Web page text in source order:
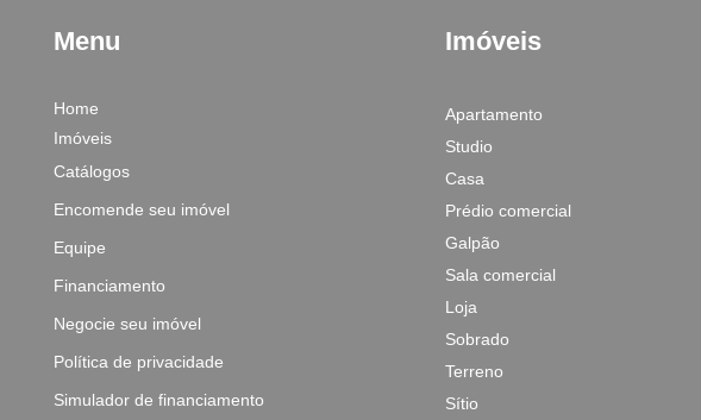
Menu
Home
Imóveis
Catálogos
Encomende seu imóvel
Equipe
Financiamento
Negocie seu imóvel
Política de privacidade
Simulador de financiamento
Imóveis
Apartamento
Studio
Casa
Prédio comercial
Galpão
Sala comercial
Loja
Sobrado
Terreno
Sítio